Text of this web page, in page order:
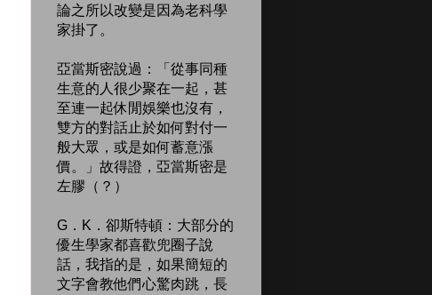
論之所以改變是因為老科學
家掛了。
亞當斯密說過：「從事同種
生意的人很少聚在一起，甚
至連一起休閒娛樂也沒有，
雙方的對話止於如何對付一
般大眾，或是如何蓄意漲
價。」故得證，亞當斯密是
左膠（？）
G．K．卻斯特頓：大部分的
優生學家都喜歡兜圈子說
話，我指的是，如果簡短的
文字會教他們心驚肉跳，長